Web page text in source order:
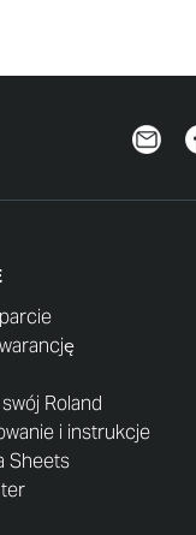
Roland
i instrukcje
Sheets